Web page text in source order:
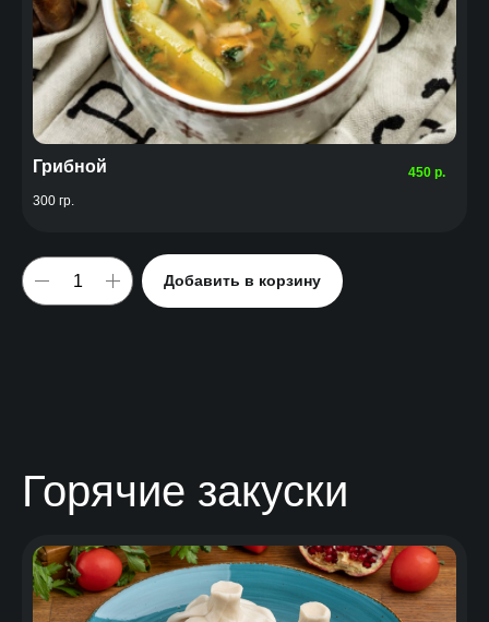
450 р.
Грибной
300 гр.
Добавить в корзину
Горячие закуски